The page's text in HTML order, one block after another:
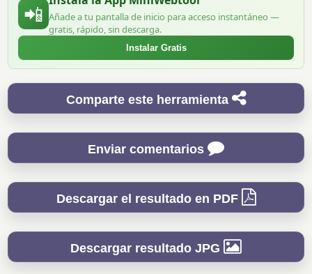
📲 Añade a tu pantalla de inicio para acceso instantáneo —
gratis, rápido, sin descarga.
Instalar Gratis
Comparte este herramienta
Enviar comentarios
Descargar el resultado en PDF
Descargar resultado JPG